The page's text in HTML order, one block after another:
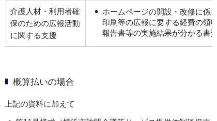
介護⼈材・利⽤者確
保のための広報活動
に関する⽀援
ホームページの開設・改修に係
印刷等の広報に要する経費の領
報告書等の実施結果が分かる書
概算払いの場合
上記の資料に加えて